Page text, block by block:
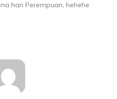
hari Perempuan, hehehe